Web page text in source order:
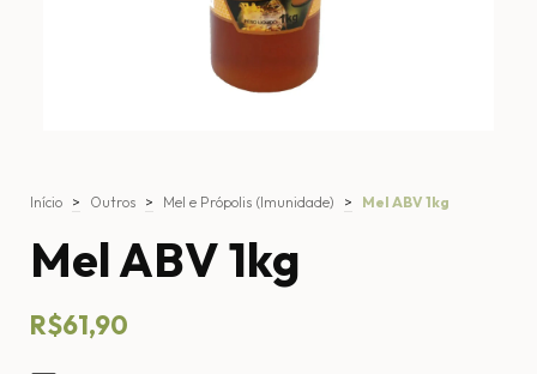
Início > Outros > Mel e Própolis (Imunidade) > Mel ABV 1kg
Mel ABV 1kg
R$61,90